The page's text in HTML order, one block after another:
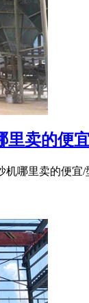
里卖的便
机哪里卖的便